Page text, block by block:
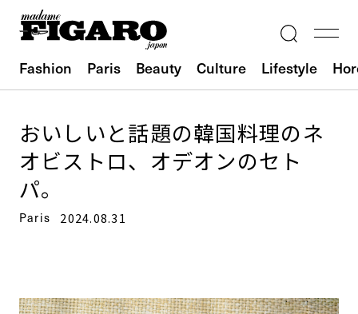
Fashion Paris Beauty Culture Lifestyle
おいしいと話題の韓国料理のネ
オビストロ、オデオンのセト
パ。
Paris 2024.08.31